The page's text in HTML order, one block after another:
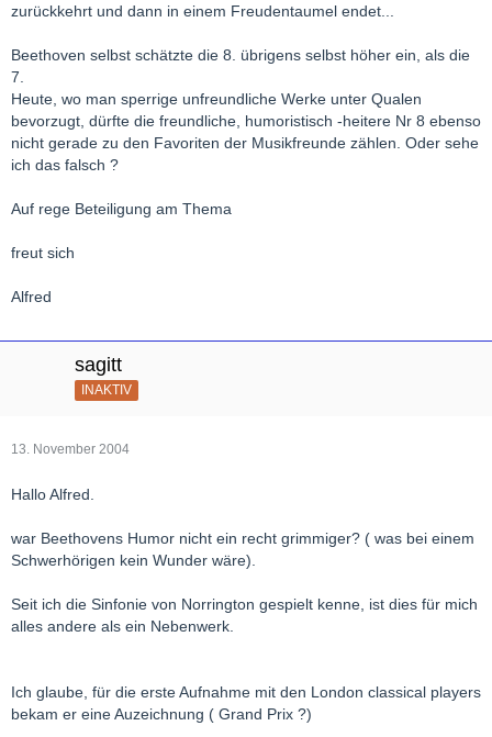
zurückkehrt und dann in einem Freudentaumel endet...
Beethoven selbst schätzte die 8. übrigens selbst höher ein, als die
7.
Heute, wo man sperrige unfreundliche Werke unter Qualen
bevorzugt, dürfte die freundliche, humoristisch -heitere Nr 8 ebenso
nicht gerade zu den Favoriten der Musikfreunde zählen. Oder sehe
ich das falsch ?
Auf rege Beteiligung am Thema
freut sich
Alfred
sagitt
INAKTIV
13. November 2004
Hallo Alfred.
war Beethovens Humor nicht ein recht grimmiger? ( was bei einem
Schwerhörigen kein Wunder wäre).
Seit ich die Sinfonie von Norrington gespielt kenne, ist dies für mich
alles andere als ein Nebenwerk.
Ich glaube, für die erste Aufnahme mit den London classical players
bekam er eine Auzeichnung ( Grand Prix ?)